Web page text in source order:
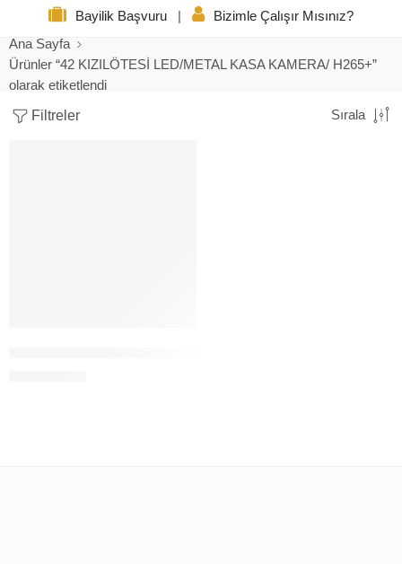
Bayilik Başvuru
Bizimle Çalışır Mısınız?
Ana Sayfa
Ürünler “42 KIZILÖTESİ LED/METAL KASA KAMERA/ H265+”
olarak etiketlendi
Filtreler Sırala